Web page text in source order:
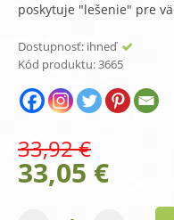
poskytuje "lešenie" pre
Dostupnosť: ihneď
Kód produktu:3665
33,92€
Original
price
33,05 €
price